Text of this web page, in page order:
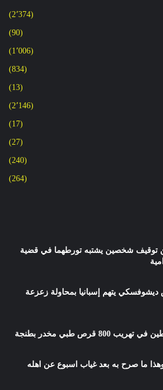
(2٬374)
(90)
(1٬006)
(834)
(13)
(2٬146)
(17)
(27)
(240)
(264)
توقيف شخصين يشتبه تورطهما في قضية
ديشوفسكي يتهم إسبانيا بمحاولة زعزعة
قرص طبي مخدر بطنجة
وهذا ما صرح به بعد غياب اسبوع عن اهله